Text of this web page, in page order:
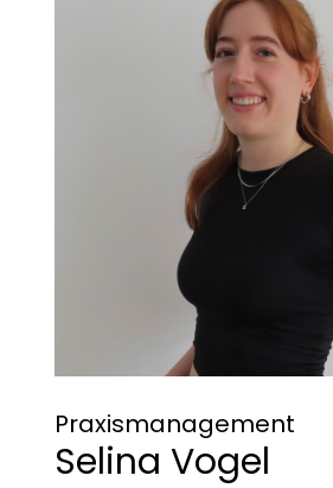
Praxismanagement
Selina Vogel